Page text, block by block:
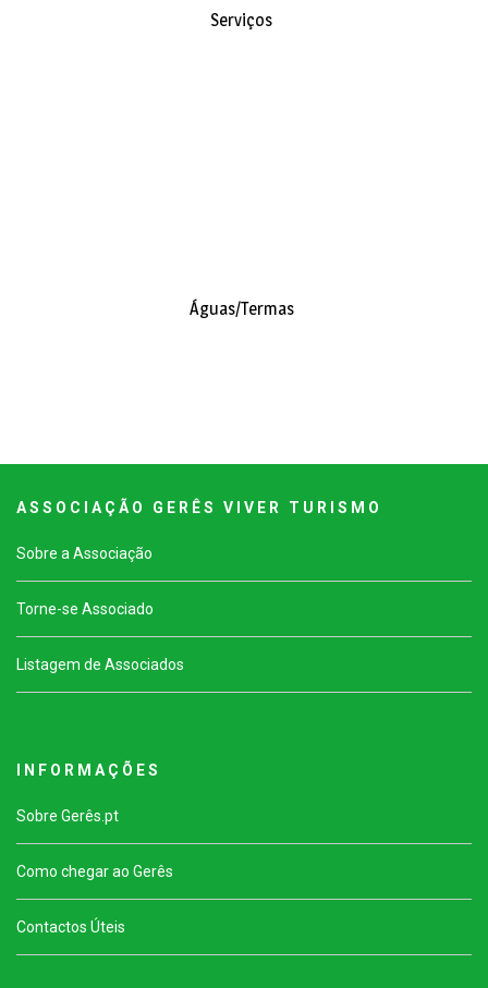
Serviços
Águas/Termas
A S S O C I A Ç Ã O G E R Ê S V I V E R T U R I S M O
Sobre a Associação
Torne-se Associado
Listagem de Associados
I N F O R M A Ç Õ E S
Sobre Gerês.pt
Como chegar ao Gerês
Contactos Úteis